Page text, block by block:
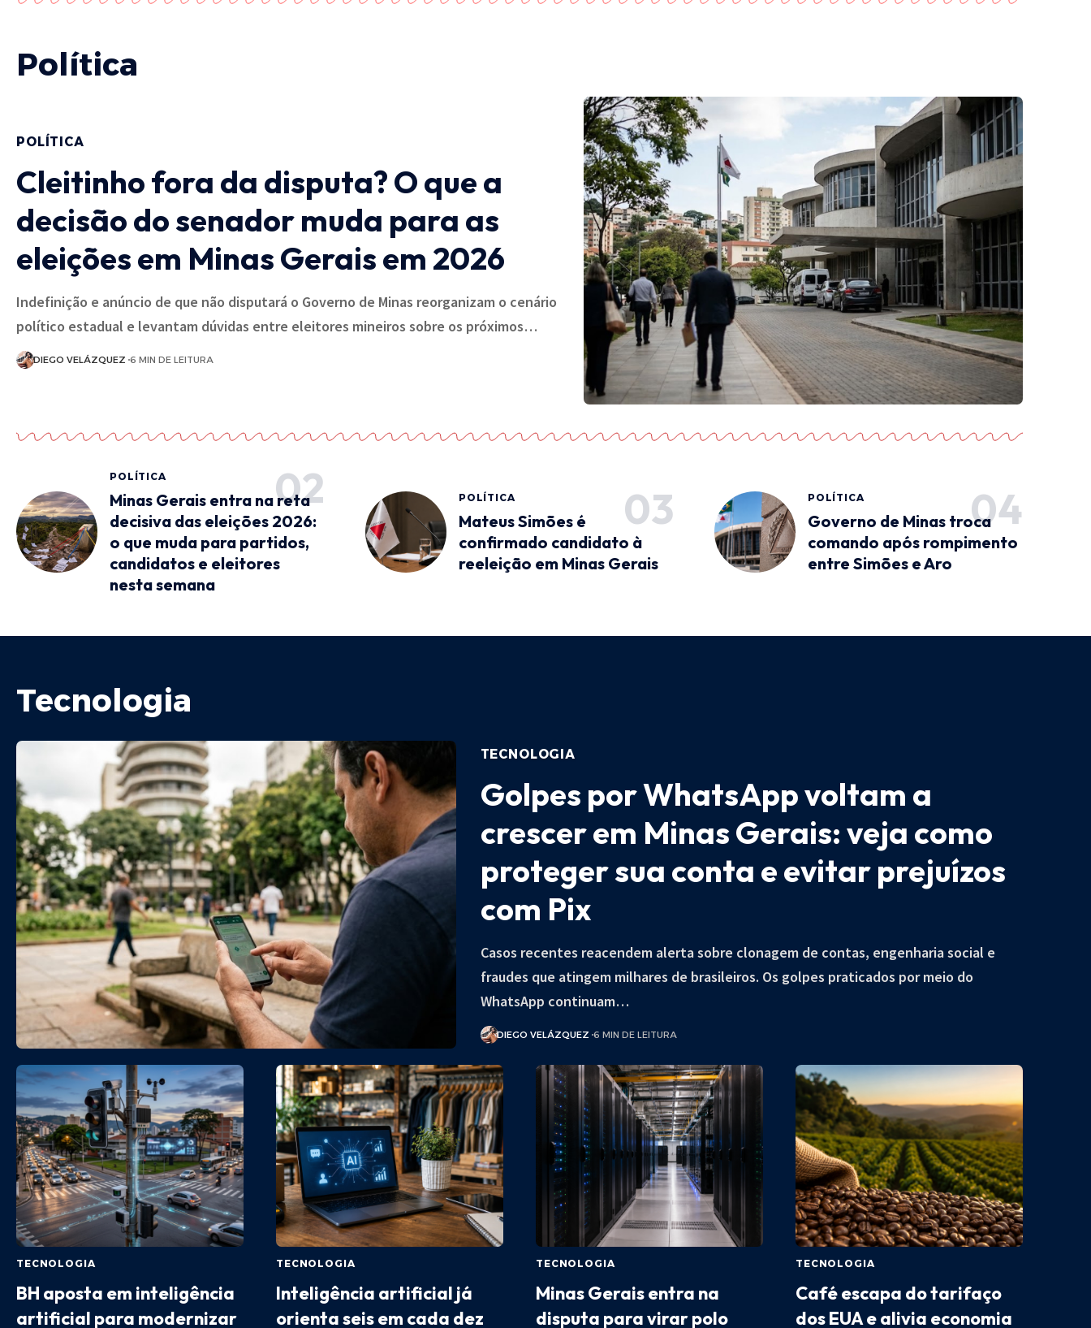
Política
POLÍTICA
Cleitinho fora da disputa? O que a
decisão do senador muda para as
eleições em Minas Gerais em 2026
Indefinição e anúncio de que não disputará o Governo de Minas reorganizam o cenário
político estadual e levantam dúvidas entre eleitores mineiros sobre os próximos…
DIEGO VELÁZQUEZ 6 MIN DE LEITURA
POLÍTICA
Minas Gerais entra na reta
decisiva das eleições 2026:
o que muda para partidos,
candidatos e eleitores
nesta semana
POLÍTICA
Mateus Simões é
confirmado candidato à
reeleição em Minas Gerais
POLÍTICA
Governo de Minas troca
comando após rompimento
entre Simões e Aro
Tecnologia
TECNOLOGIA
Golpes por WhatsApp voltam a
crescer em Minas Gerais: veja como
proteger sua conta e evitar prejuízos
com Pix
Casos recentes reacendem alerta sobre clonagem de contas, engenharia social e
fraudes que atingem milhares de brasileiros. Os golpes praticados por meio do
WhatsApp continuam…
DIEGO VELÁZQUEZ 6 MIN DE LEITURA
TECNOLOGIA
BH aposta em inteligência
artificial para modernizar
TECNOLOGIA
Inteligência artificial já
orienta seis em cada dez
TECNOLOGIA
Minas Gerais entra na
disputa para virar polo
TECNOLOGIA
Café escapa do tarifaço
dos EUA e alivia economia